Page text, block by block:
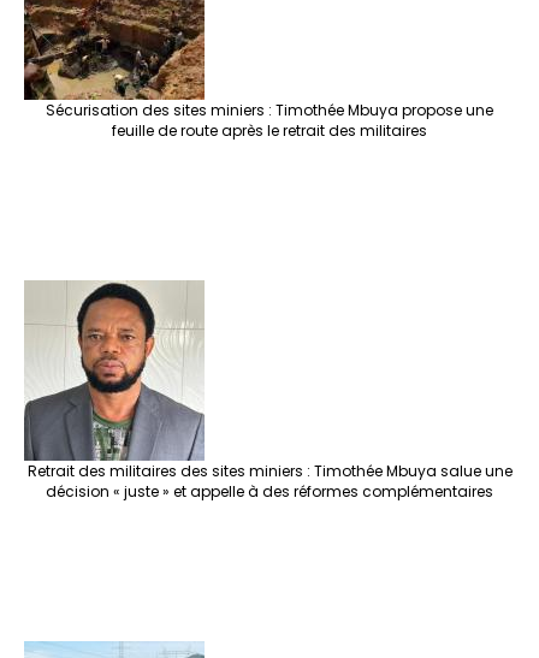
Sécurisation des sites miniers : Timothée Mbuya propose une
feuille de route après le retrait des militaires
Retrait des militaires des sites miniers : Timothée Mbuya salue une
décision « juste » et appelle à des réformes complémentaires